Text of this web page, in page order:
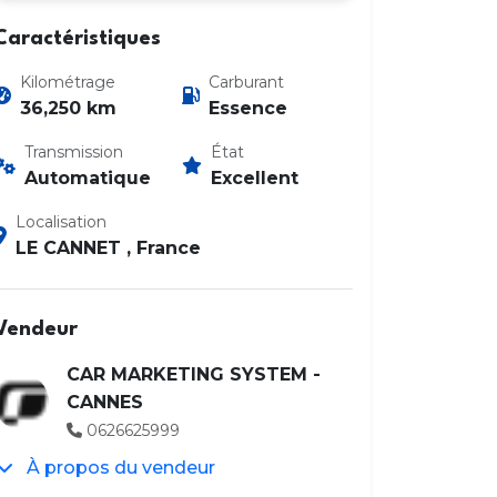
Kilométrage
36,250 km
Carburant
Essence
Transmission
Automatique
État
Excellent
Localisation
LE CANNET , France
CAR MARKETING SYSTEM -
CANNES
0626625999
À propos du vendeur